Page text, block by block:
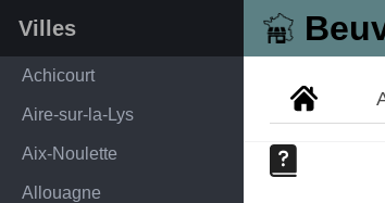
Villes
Achicourt
Aire-sur-la-Lys
Aix-Noulette
Allouagne